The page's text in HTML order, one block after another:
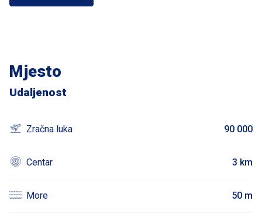
Mjesto
Udaljenost
Zračna luka 90 000
Centar 3 km
More 50 m